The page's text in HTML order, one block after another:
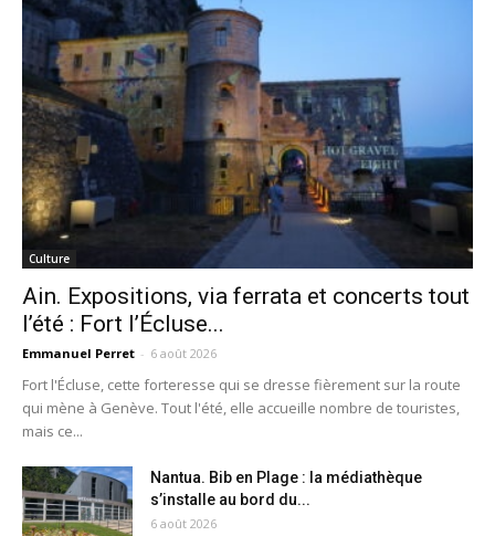
Culture
Ain. Expositions, via ferrata et concerts tout
l’été : Fort l’Écluse...
Emmanuel Perret - 6 août 2026
Fort l'Écluse, cette forteresse qui se dresse fièrement sur la route
qui mène à Genève. Tout l'été, elle accueille nombre de touristes,
mais ce...
Nantua. Bib en Plage : la médiathèque
s’installe au bord du...
6 août 2026